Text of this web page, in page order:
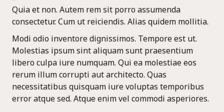
Quia et non. Autem rem sit porro assumenda
consectetur. Cum ut reiciendis. Alias quidem mollitia.
Modi odio inventore dignissimos. Tempore est ut.
Molestias ipsum sint aliquam sunt praesentium
libero culpa iure numquam. Qui ea molestiae eos
rerum illum corrupti aut architecto. Quas
necessitatibus quisquam iure voluptas temporibus
error atque sed. Atque enim vel commodi asperiores.